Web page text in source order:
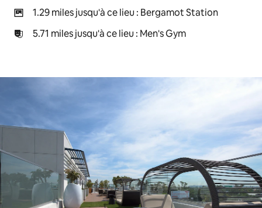
1.29 miles jusqu'à ce lieu : Bergamot Station
5.71 miles jusqu'à ce lieu : Men's Gym